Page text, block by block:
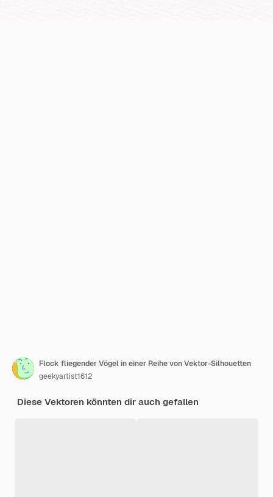
Flock fliegender Vögel in einer Reihe von Vektor-Silhouetten
geekyartist1612
Diese Vektoren könnten dir auch gefallen